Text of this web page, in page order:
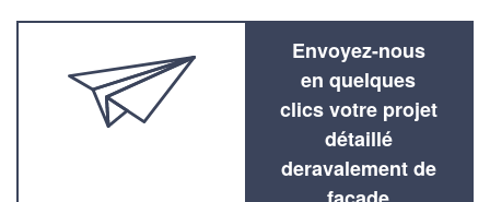
Envoyez-nous
en quelques
clics votre projet
détaillé
deravalement de